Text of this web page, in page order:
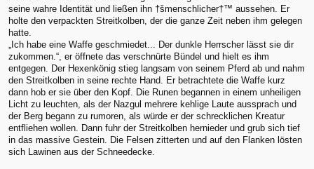
seine wahre Identität und ließen ihn †šmenschlicher†™ aussehen. Er
holte den verpackten Streitkolben, der die ganze Zeit neben ihm gelegen
hatte.
„Ich habe eine Waffe geschmiedet... Der dunkle Herrscher lässt sie dir
zukommen.“, er öffnete das verschnürte Bündel und hielt es ihm
entgegen. Der Hexenkönig stieg langsam von seinem Pferd ab und nahm
den Streitkolben in seine rechte Hand. Er betrachtete die Waffe kurz
dann hob er sie über den Kopf. Die Runen begannen in einem unheiligen
Licht zu leuchten, als der Nazgul mehrere kehlige Laute aussprach und
der Berg begann zu rumoren, als würde er der schrecklichen Kreatur
entfliehen wollen. Dann fuhr der Streitkolben hernieder und grub sich tief
in das massive Gestein. Die Felsen zitterten und auf den Flanken lösten
sich Lawinen aus der Schneedecke.